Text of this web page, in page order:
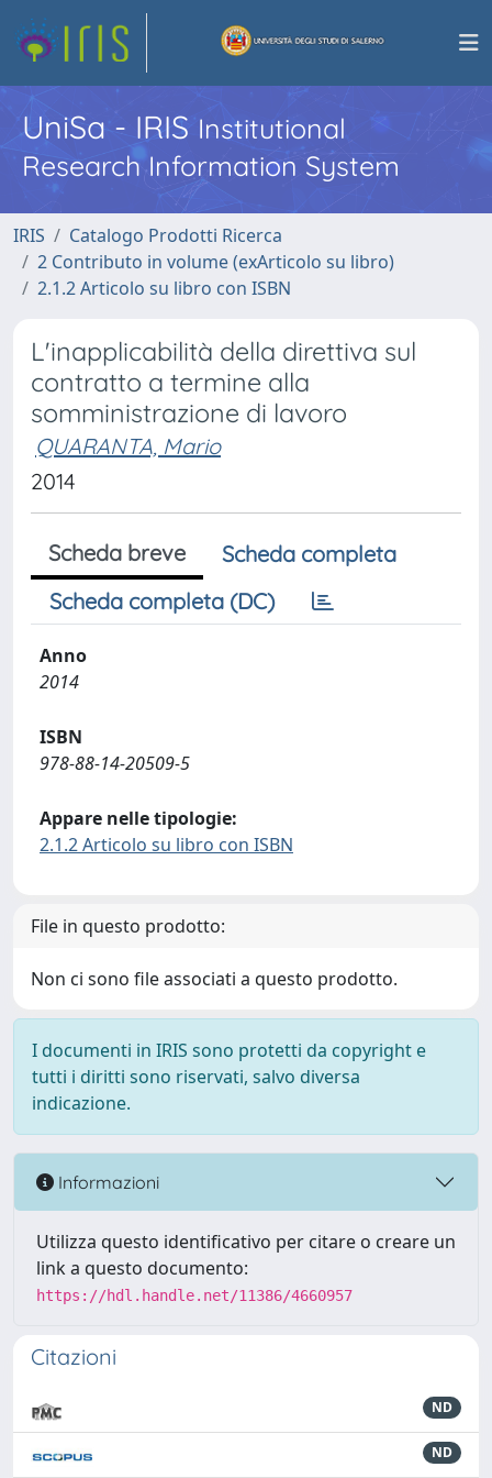
UniSa - IRISInstitutional
Research Information System
IRIS
Catalogo Prodotti Ricerca
2 Contributo in volume (exArticolo su libro)
2.1.2 Articolo su libro con ISBN
L'inapplicabilità della direttiva sul
contratto a termine alla
somministrazione di lavoro
QUARANTA, Mario
2014
Scheda breve
Scheda completa
Scheda completa (DC)
Anno
2014
ISBN
978-88-14-20509-5
Appare nelle tipologie:
2.1.2 Articolo su libro con ISBN
File in questo prodotto:
Non ci sono file associati a questo prodotto.
I documenti in IRIS sono protetti da copyright e
tutti i diritti sono riservati, salvo diversa
indicazione.
Informazioni
Utilizza questo identificativo per citare o creare un
link a questo documento:
https://hdl.handle.net/11386/4660957
Citazioni
ND
ND